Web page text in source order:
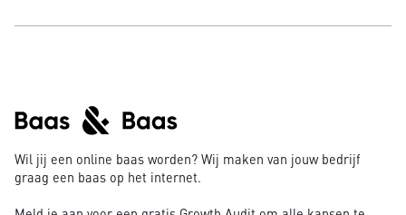
Wil jij een online baas worden? Wij maken van jouw bedrijf
graag een baas op het internet.